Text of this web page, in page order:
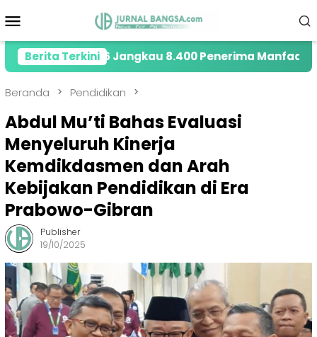
ke
Mobile
Berita Terkini
Jangkau 8.400 Penerima Manfaat melalui
Beranda Pendidikan
Abdul Mu’ti Bahas Evaluasi
Menyeluruh Kinerja
Kemdikdasmen dan Arah
Kebijakan Pendidikan di Era
Prabowo-Gibran
Publisher
19/10/2025